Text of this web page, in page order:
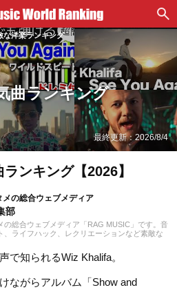
な洋楽ランキング
曲ランキング
最終更新：2026/8/4
ンキング【2026】
の総合ウェブメディア
部
の総合ウェブメディア「RAG MUSIC」です。音
、ライフハック、レクリエーションなど素敵な
で知られるWiz Khalifa。
ながらアルバム「Show and